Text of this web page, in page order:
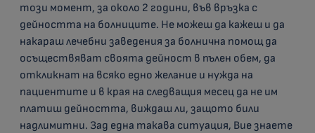
този момент, за около 2 години, във връзка с
дейността на болниците. Не можеш да кажеш и да
накараш лечебни заведения за болнична помощ да
осъществяват своята дейност в пълен обем, да
откликнат на всяко едно желание и нужда на
пациентите и в края на следващия месец да не им
платиш дейността, виждаш ли, защото били
надлимитни. Зад една такава ситуация, Вие знаете